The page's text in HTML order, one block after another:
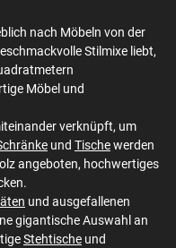
nach Möbeln von der
Stilmixe liebt,
Möbel und
verknüpft, um
und Tischewerden
angeboten, hochwertiges
und ausgefallenen
gigantische Auswahl an
Stehtische und